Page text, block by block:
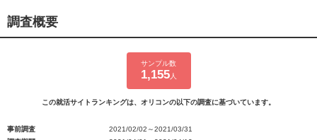
調査概要
サンプル数
1,155人
この就活サイトランキングは、オリコンの以下の調査に基づいています。
事前調査
2021/02/02～2021/03/31